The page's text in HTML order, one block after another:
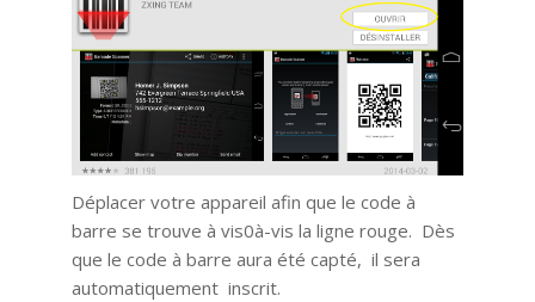
Déplacer votre appareil afin que le code à
barre se trouve à vis0à-vis la ligne rouge. Dès
que le code à barre aura été capté, il sera
automatiquement inscrit.